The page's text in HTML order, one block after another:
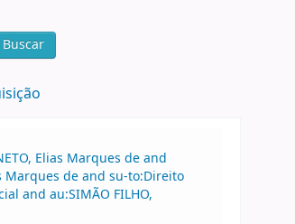
Buscar
Elias Marques de and
Marques de and su-to:Direito
and au:SIMÃO FILHO,